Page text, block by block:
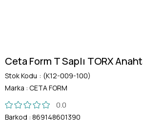
Ceta Form T Saplı TORX
Stok Kodu
(K12-009-100)
Marka : CETA FORM
0.0
Barkod : 869148601390